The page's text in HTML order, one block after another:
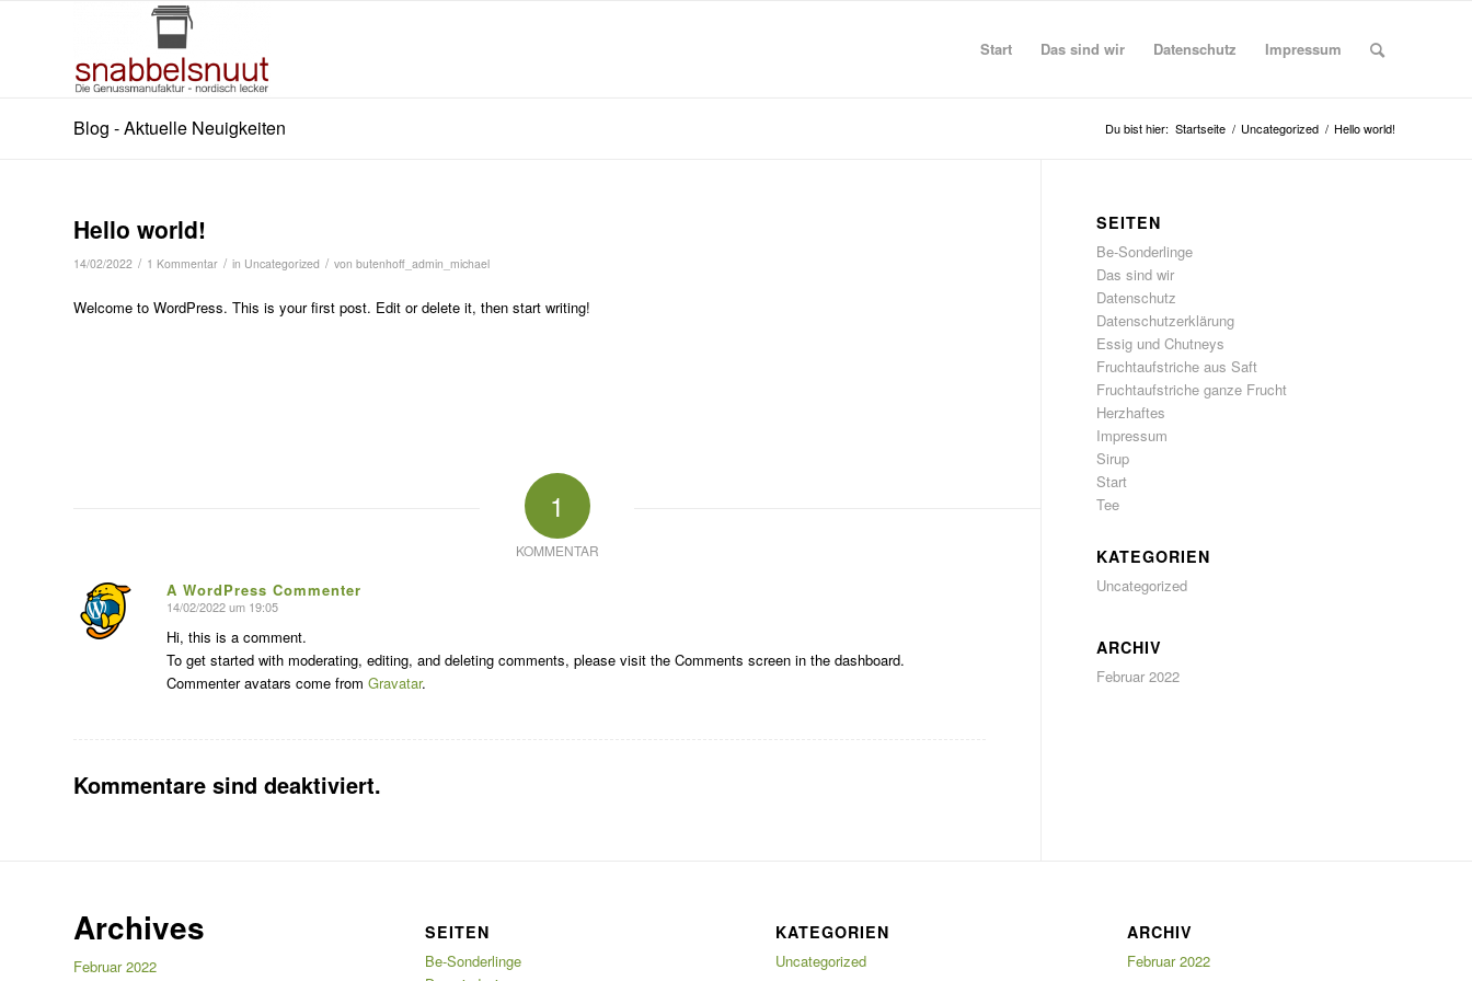
Start Das sind wir Datenschutz Impressum
Blog - Aktuelle Neuigkeiten Du bist hier: Startseite / Uncategorized / Hello world!
Hello world!
14/02/2022 / 1 Kommentar / in Uncategorized / von butenhoff_admin_michael
Welcome to WordPress. This is your first post. Edit or delete it, then start writing!
1
KOMMENTAR
A WordPress Commenter
sagte:
14/02/2022 um 19:05
Hi, this is a comment.
To get started with moderating, editing, and deleting comments, please visit the Comments screen in the dashboard.
Commenter avatars come from Gravatar.
Kommentare sind deaktiviert.
SEITEN
Be-Sonderlinge
Das sind wir
Datenschutz
Datenschutzerklärung
Essig und Chutneys
Fruchtaufstriche aus Saft
Fruchtaufstriche ganze Frucht
Herzhaftes
Impressum
Sirup
Start
Tee
KATEGORIEN
Uncategorized
ARCHIV
Februar 2022
Archives
Februar 2022
SEITEN
Be-Sonderlinge
KATEGORIEN
Uncategorized
ARCHIV
Februar 2022